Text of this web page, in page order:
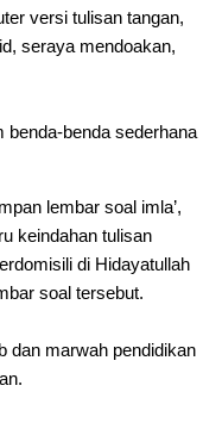
versi tulisan tangan,
seraya mendoakan,
benda-benda sederhana
lembar soal imla’,
keindahan tulisan
di Hidayatullah
soal tersebut.
dan marwah pendidikan